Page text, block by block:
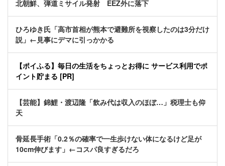
北朝鮮、弾道ミサイル発射 EEZ外に落下
ひろゆき氏「高市首相が熊本で避難所を視察したのは3分だけ
説」←見事にデマに引っかかる
【ポイふる】毎日の生活をちょっとお得に サービス利用でポ
イント貯まる [PR]
【芸能】錦鯉・渡辺隆「飲み代は収入のほぼ…」税理士も仰
天
骨延長手術「0.2％の確率で一生歩けない体になるけど足が
10cm伸びます」←コスパ良すぎるだろ